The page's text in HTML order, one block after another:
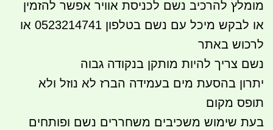
מומלץ להרכיב נשם לכניסת אוויר אפשר להזמין
או לבקש מיכל עם נשם בטלפון 0523214741 או
לרכוש באתר
נשם צריך להיות מותקן בנקודה גבוה
יתרון בהסעת מים בעמידה הברז לא נוזל ולא
תופס מקום
בעת שימוש משכיבים משחררים נשם ופותחים